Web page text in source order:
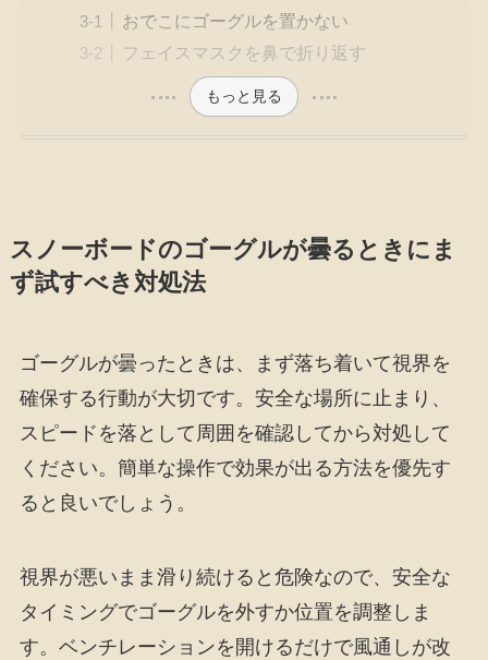
おでこにゴーグルを置かない
フェイスマスクを鼻で折り返す
もっと見る
スノーボードのゴーグルが曇るときにま
ず試すべき対処法
ゴーグルが曇ったときは、まず落ち着いて視界を
確保する行動が大切です。安全な場所に止まり、
スピードを落として周囲を確認してから対処して
ください。簡単な操作で効果が出る方法を優先す
ると良いでしょう。
視界が悪いまま滑り続けると危険なので、安全な
タイミングでゴーグルを外すか位置を調整しま
す。ベンチレーションを開けるだけで風通しが改